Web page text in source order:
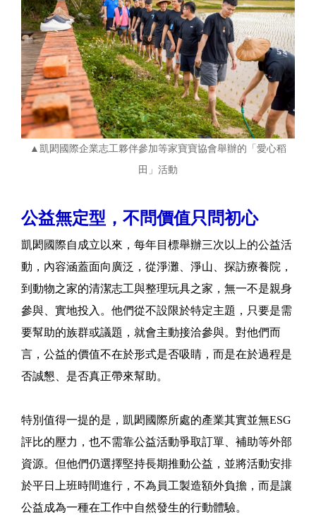
▲凱閎國際企業志工夥伴參加等家寶寶協會舉辦的「愛心稻
田」活動
公益無定型，不問價值只問初心
凱閎國際自成立以來，每年目標舉辦三次以上的公益活
動，內容涵蓋面向廣泛，從淨灘、淨山、探訪療養院，
到動物之家的清潔志工與整理玩具之家，無一不是親身
參與、實地投入。他們從不設限於特定主題，只要是需
要幫助的族群或議題，就會主動接洽參與。對他們而
言，公益的價值不在於形式是否吸睛，而是在於過程是
否誠懇、是否真正帶來幫助。
特別值得一提的是，凱閎國際所處的產業其實並無ESG
評比的壓力，也不需靠公益活動爭取訂單、補助等外部
資源。但他們仍選擇堅持長期推動公益，並將活動安排
於平日上班時間進行，不為員工製造額外負擔，而是讓
公益成為一種在工作中自然發生的行動體驗。